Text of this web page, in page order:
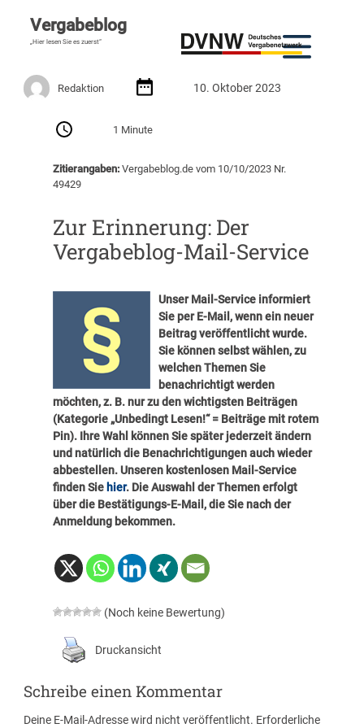
Vergabeblog
„Hier lesen Sie es zuerst“
Redaktion 10. Oktober 2023
1 Minute
Zitierangaben:Vergabeblog.de vom 10/10/2023 Nr.
49429
Zur Erinnerung: Der
Vergabeblog-Mail-Service
Unser Mail-Service informiert
Sie per E-Mail, wenn ein neuer
Beitrag veröffentlicht wurde.
Sie können selbst wählen, zu
welchen Themen Sie
benachrichtigt werden
möchten, z. B. nur zu den wichtigsten Beiträgen
(Kategorie „Unbedingt Lesen!“ = Beiträge mit rotem
Pin). Ihre Wahl können Sie späterjederzeit ändern
und natürlich die Benachrichtigungen auch wieder
abbestellen. Unseren kostenlosen Mail-Service
finden Sie hier. Die Auswahl der Themen erfolgt
über die Bestätigungs-E-Mail, die Sie nach der
Anmeldung bekommen.
(Noch keine Bewertung)
Druckansicht
Schreibe einen Kommentar
Deine E-Mail-Adresse wird nicht veröffentlicht. Erforderliche